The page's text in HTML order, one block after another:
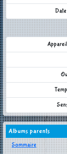
Albums parents
Sommaire